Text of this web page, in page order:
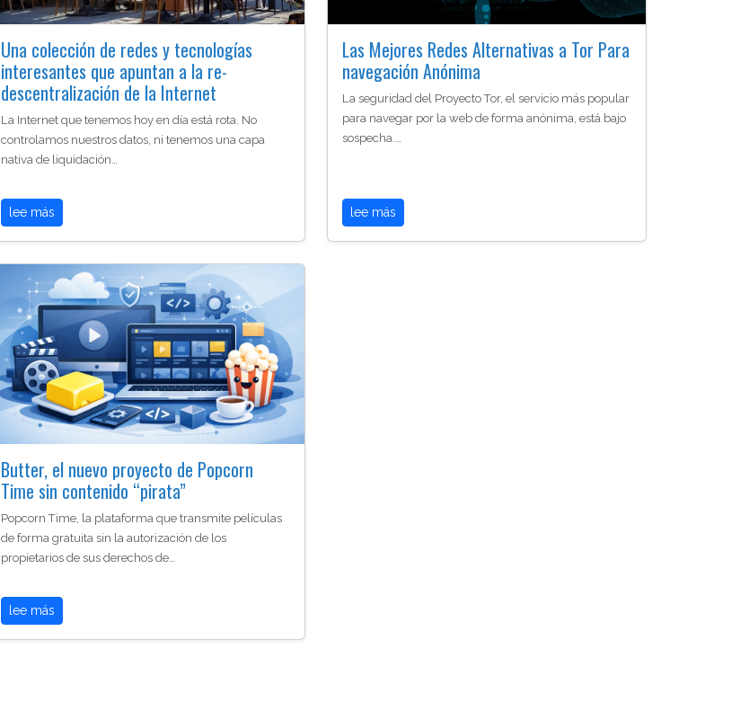
Una colección de redes y tecnologías
interesantes que apuntan a la re-
descentralización de la Internet
La Internet que tenemos hoy en día está rota. No
controlamos nuestros datos, ni tenemos una capa
nativa de liquidación…
lee más
Las Mejores Redes Alternativas a Tor Para
navegación Anónima
La seguridad del Proyecto Tor, el servicio más popular
para navegar por la web de forma anónima, está bajo
sospecha.…
lee más
Butter, el nuevo proyecto de Popcorn
Time sin contenido “pirata”
Popcorn Time, la plataforma que transmite películas
de forma gratuita sin la autorización de los
propietarios de sus derechos de…
lee más